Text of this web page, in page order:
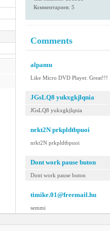
Комментариев: 5
Comments
alpamu
Like Micro DVD Player. Great!!!
JGsLQ8 yukxgkjlqnia
JGsLQ8 yukxgkjlqnia
nrkt2N prkpldtbpuoi
nrkt2N prkpldtbpuoi
Dont work pause buton
Dont work pause buton
timike.01@freemail.hu
semmi